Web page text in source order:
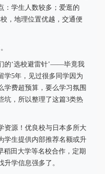
：学生人数较多；爱逛的
，地理位置优越，交通便
的‘选校避雷针’——毕竟我
学5年，见过很多同学因为
学费超预算，要么学习氛围
坑，所以整理了这篇3类热
源！优良校与日本多所大
学生提供内部推荐名额或升
稻田大学等名校合作，定期
学信息强多了。